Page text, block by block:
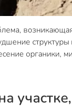
органики,